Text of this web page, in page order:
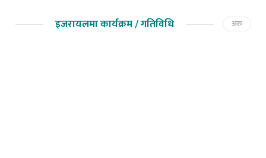
इजरायलमा कार्यक्रम / गतिविधि अरु